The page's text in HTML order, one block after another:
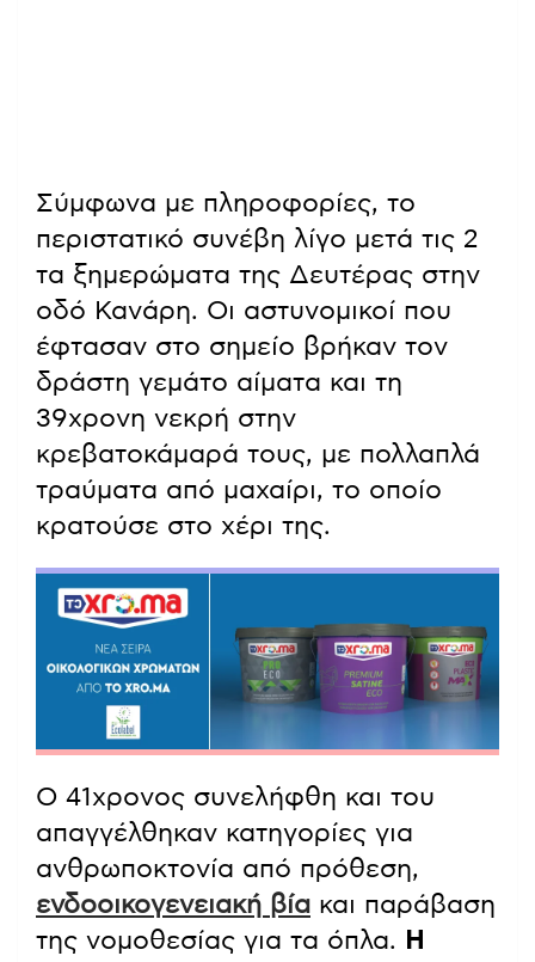
Σύμφωνα με πληροφορίες, το
περιστατικό συνέβη λίγο μετά τις 2
τα ξημερώματα της Δευτέρας στην
οδό Κανάρη. Οι αστυνομικοί που
έφτασαν στο σημείο βρήκαν τον
δράστη γεμάτο αίματα και τη
39χρονη νεκρή στην
κρεβατοκάμαρά τους, με πολλαπλά
τραύματα από μαχαίρι, το οποίο
κρατούσε στο χέρι της.
Ο 41χρονος συνελήφθη και του
απαγγέλθηκαν κατηγορίες για
ανθρωποκτονία από πρόθεση,
ενδοοικογενειακή βία και παράβαση
της νομοθεσίας για τα όπλα.
Η